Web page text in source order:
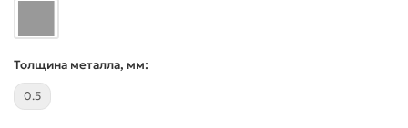
Толщина металла, мм:
0.5